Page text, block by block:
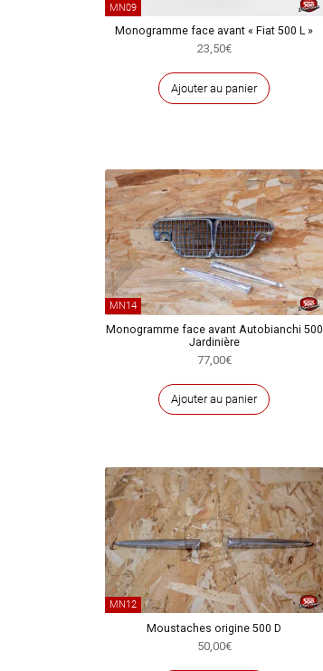
MN09
Monogramme face avant « Fiat 500 L »
23,50€
Ajouter au panier
MN14
Monogramme face avant Autobianchi 500
Jardinière
77,00€
Ajouter au panier
MN12
Moustaches origine 500 D
50,00€